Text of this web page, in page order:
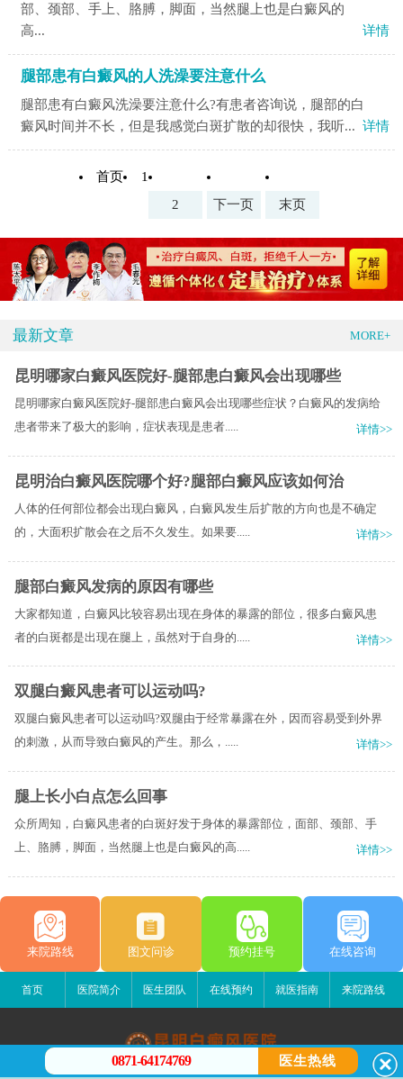
部、颈部、手上、胳膊，脚面，当然腿上也是白癜风的
高...
详情
腿部患有白癜风的人洗澡要注意什么
腿部患有白癜风洗澡要注意什么?有患者咨询说，腿部的白
癜风时间并不长，但是我感觉白斑扩散的却很快，我听... 详情
首页
1
2
下一页 末页
最新文章 MORE+
昆明哪家白癜风医院好-腿部患白癜风会出现哪些
昆明哪家白癜风医院好-腿部患白癜风会出现哪些症状？白癜风的发病给
患者带来了极大的影响，症状表现是患者.....
详情>>
昆明治白癜风医院哪个好?腿部白癜风应该如何治
人体的任何部位都会出现白癜风，白癜风发生后扩散的方向也是不确定
的，大面积扩散会在之后不久发生。如果要.....
详情>>
腿部白癜风发病的原因有哪些
大家都知道，白癜风比较容易出现在身体的暴露的部位，很多白癜风患
者的白斑都是出现在腿上，虽然对于自身的.....
详情>>
双腿白癜风患者可以运动吗?
双腿白癜风患者可以运动吗?双腿由于经常暴露在外，因而容易受到外界
的刺激，从而导致白癜风的产生。那么，.....
详情>>
腿上长小白点怎么回事
众所周知，白癜风患者的白斑好发于身体的暴露部位，面部、颈部、手
上、胳膊，脚面，当然腿上也是白癜风的高.....
详情>>
来院路线 图文问诊 预约挂号 在线咨询
首页 医院简介 医生团队 在线预约 就医指南 来院路线
0871-64174769 医生热线